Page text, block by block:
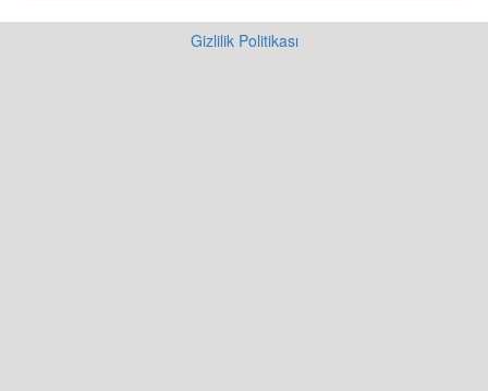
Gizlilik Politikası